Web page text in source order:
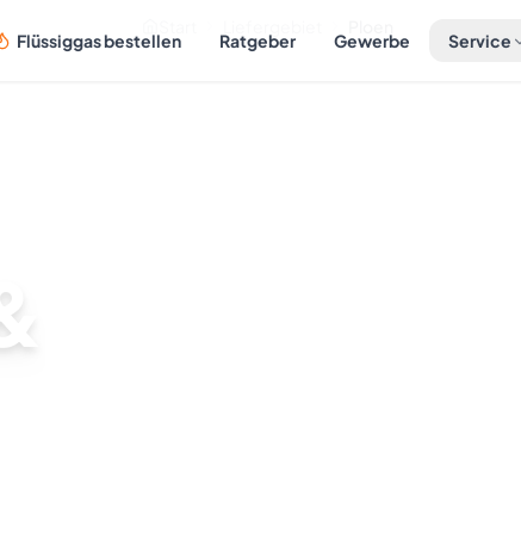
Flüssiggas bestellen Ratgeber Gewerbe Service